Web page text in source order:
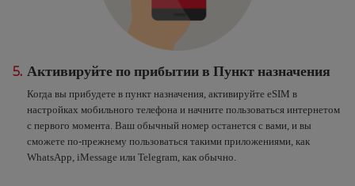
5. Активируйте по прибытии в Пункт назначения
Когда вы прибудете в пункт назначения, активируйте eSIM в
настройках мобильного телефона и начните пользоваться интернетом
с первого момента. Ваш обычный номер останется с вами, и вы
сможете по-прежнему пользоваться такими приложениями, как
WhatsApp, iMessage или Telegram, как обычно.